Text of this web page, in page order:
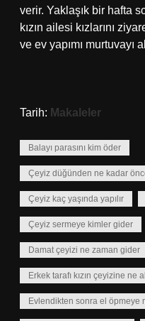
verir. Yaklaşık bir hafta
kızın ailesi kızlarını
ve ev yapımı murtuvayı
Tarih: Makaleler
Balayı parasını kim öder
Çeyiz düğünden ne kadar
Çeyiz kaç yaşında yapılır
Çeyiz sermeye kimler gider
Damat çeyizi ne zaman gider
Erkek tarafı kızın çeyizine ne
Evlendikten sonra el öpmeye